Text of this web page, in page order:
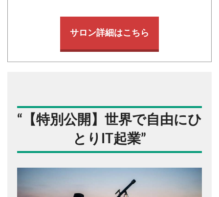
サロン詳細はこちら
“ 【特別公開】世界で自由にひ
とりIT起業”